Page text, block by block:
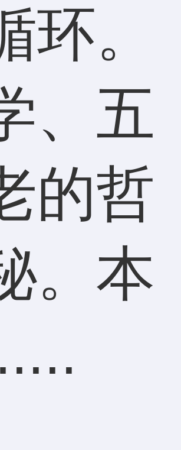
。
、五
的哲
。本